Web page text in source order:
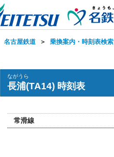
名古屋鉄道 ＞ 乗換案内・時刻表検索
ながうら
長浦(TA14) 時刻表
常滑線